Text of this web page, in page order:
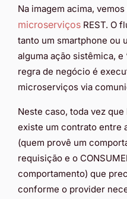
Na imagem acima,
microserviços REST. O
tanto um smartphone ou
alguma ação sistêmica, e
regra de negócio é
microserviços via
Neste caso, toda vez
existe um contrato entre
(quem provê um
requisição e o
comportamento) que
conforme o provider